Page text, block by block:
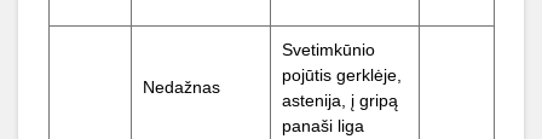
Nedažnas
Svetimkūnio
pojūtis gerklėje,
astenija, į gripą
panaši liga